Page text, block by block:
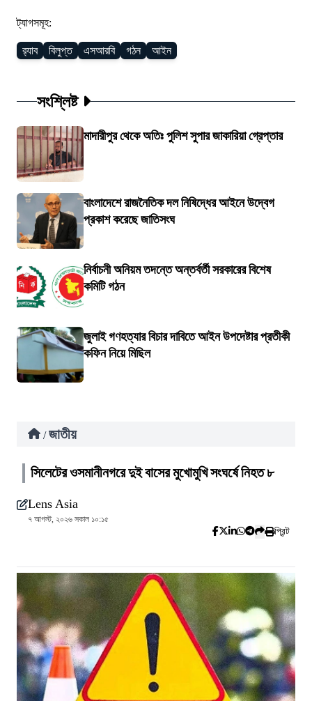
ট্যাগসমূহ:
র‍্যাব বিলুপ্ত এসআরবি গঠন আইন
সংশ্লিষ্ট
মাদারীপুর থেকে অতিঃ পুলিশ সুপার জাকারিয়া গ্রেপ্তার
বাংলাদেশে রাজনৈতিক দল নিষিদ্ধের আইনে উদ্বেগ
প্রকাশ করেছে জাতিসংঘ
নির্বাচনী অনিয়ম তদন্তে অন্তর্বর্তী সরকারের বিশেষ
কমিটি গঠন
জুলাই গণহত্যার বিচার দাবিতে আইন উপদেষ্টার প্রতীকী
কফিন নিয়ে মিছিল
/ জাতীয়
সিলেটের ওসমানীনগরে দুই বাসের মুখোমুখি সংঘর্ষে নিহত ৮
Lens Asia
৭ আগস্ট, ২০২৬ সকাল ১০:১৫
প্রিন্ট